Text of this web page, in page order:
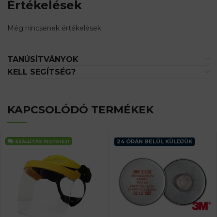
Értékelések
Még nincsenek értékelések.
TANÚSÍTVÁNYOK
KELL SEGÍTSÉG?
KAPCSOLÓDÓ TERMÉKEK
SZÁLLÍTÁS INGYENES! 24 ÓRÁN BELÜL KÜLDJÜK